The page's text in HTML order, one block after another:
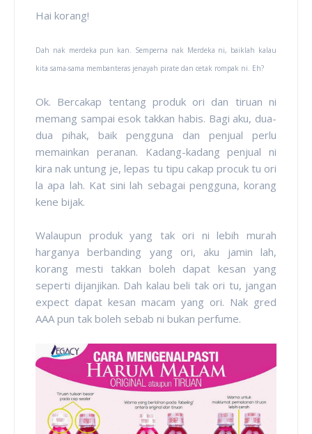
Hai korang!
Dah nak merdeka pun kan. Semperna nak Merdeka ni, baiklah kalau
kita sama-sama membanteras jenayah pirate dan cetak rompak ni. Eh?
Ok. Bercakap tentang produk ori dan tiruan ni
memang sampai esok takkan habis. Bagi aku, dua-
dua pihak, baik pengguna dan penjual perlu
memainkan peranan. Kadang-kadang penjual ni
kira nak untung je, lepas tu tipu cakap procuk tu ori
la apa lah. Kat sini lah sebagai pengguna, korang
kene bijak.
Walaupun produk yang tak ori ni lebih murah
harganya berbanding yang ori, aku jamin lah,
korang mesti takkan boleh dapat kesan yang
seperti dijanjikan. Dah kalau beli tak ori tu, jangan
expect dapat kesan macam yang ori. Nak gred
AAA pun tak boleh sebab ni bukan perfume.